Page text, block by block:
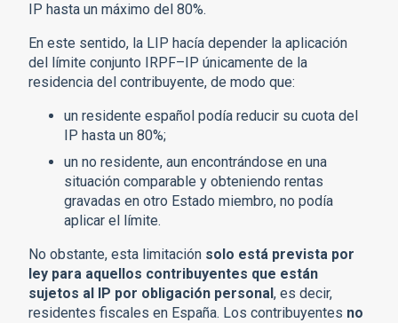
IP hasta un máximo del 80%.
En este sentido, la LIP hacía depender la aplicación
del límite conjunto IRPF–IP únicamente de la
residencia del contribuyente, de modo que:
un residente español podía reducir su cuota del
IP hasta un 80%;
un no residente, aun encontrándose en una
situación comparable y obteniendo rentas
gravadas en otro Estado miembro, no podía
aplicar el límite.
No obstante, esta limitación solo está prevista por
ley para aquellos contribuyentes que están
sujetos al IP por obligación personal , es decir,
residentes fiscales en España. Los contribuyentes no